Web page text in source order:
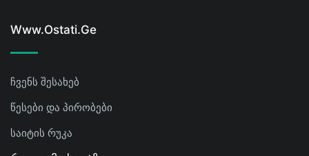
Www.ostati.ge
ჩვენს შესახებ
წესები და პირობები
საიტის რუკა